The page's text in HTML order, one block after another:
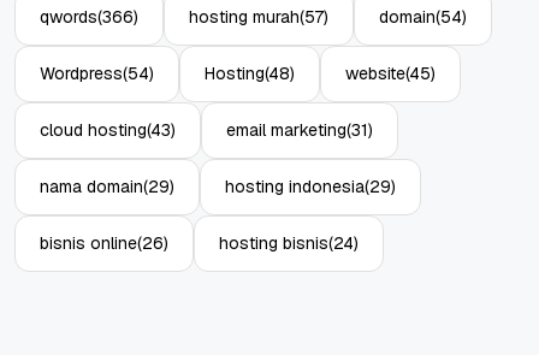
qwords(366) hosting murah(57) domain(54)
Wordpress(54) Hosting(48) website(45)
cloud hosting(43) email marketing(31)
nama domain(29) hosting indonesia(29)
bisnis online(26) hosting bisnis(24)